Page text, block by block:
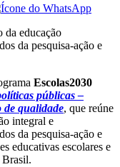
da educação
da pesquisa-ação e
Escolas2030
públicas –
de qualidade, que reúne
integral e
da pesquisa-ação e
educativas escolares e
Brasil.